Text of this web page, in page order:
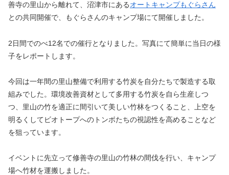
善寺の里山から離れて、沼津市にあるオートキャンプもぐらさん
との共同開催で、もぐらさんのキャンプ場にて開催しました。
2日間でのべ12名での催行となりました。写真にて簡単に当日の様
子をレポートします。
今回は一年間の里山整備で利用する竹炭を自分たちで製造する取
組みでした。環境改善資材として多用する竹炭を自ら生産しつ
つ、里山の竹を適正に間引いて美しい竹林をつくること、上空を
明るくしてビオトープへのトンボたちの視認性を高めることなど
を狙っています。
イベントに先立って修善寺の里山の竹林の間伐を行い、キャンプ
場へ竹材を運搬しました。